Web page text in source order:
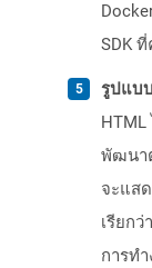
SDK
รูปแบ
พัฒนา
จะแส
เรียก
การท